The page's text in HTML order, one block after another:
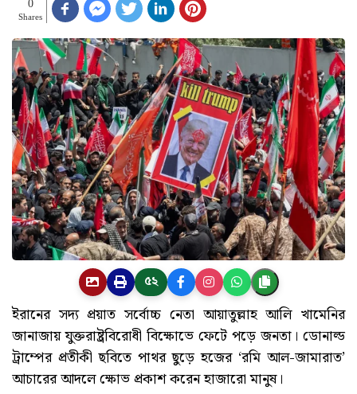
0
Shares
৫২
ইরানের সদ্য প্রয়াত সর্বোচ্চ নেতা আয়াতুল্লাহ আলি খামেনির
জানাজায় যুক্তরাষ্ট্রবিরোধী বিক্ষোভে ফেটে পড়ে জনতা। ডোনাল্ড
ট্রাম্পের প্রতীকী ছবিতে পাথর ছুড়ে হজের ‘রমি আল-জামারাত’
আচারের আদলে ক্ষোভ প্রকাশ করেন হাজারো মানুষ।